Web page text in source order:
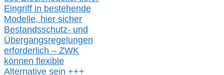
Eingriff in bestehende
Modelle, hier sicher
Bestandsschutz- und
Übergangsregelungen
erforderlich – ZWK
können flexible
Alternative sein +++